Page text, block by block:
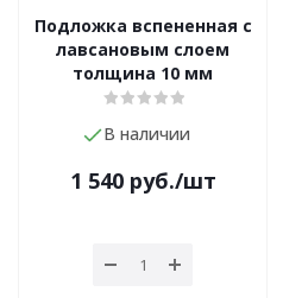
Подложка вспененная с
лавсановым слоем
толщина 10 мм
В наличии
1 540руб./шт